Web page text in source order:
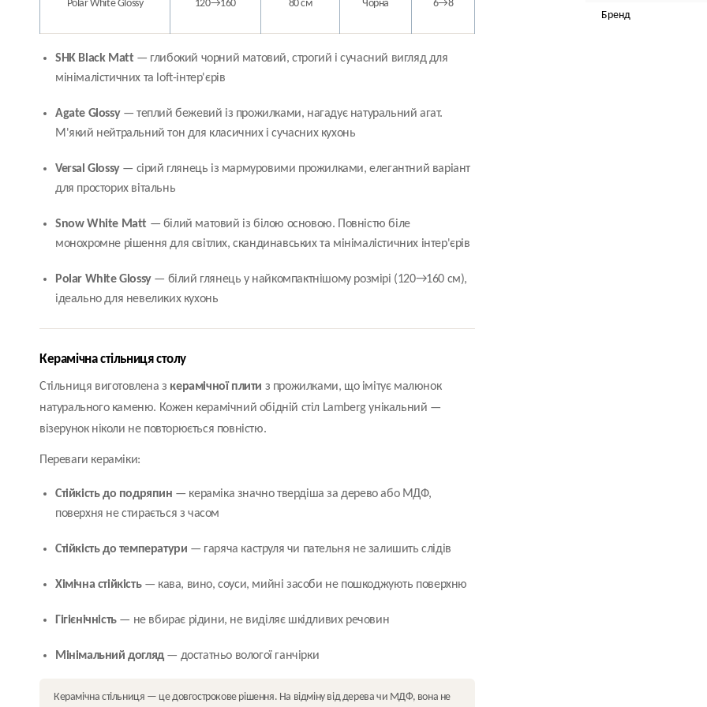
Polar White Glossy 120→160 80 см Чорна 6→8
SHK Black Matt — глибокий чорний матовий, строгий і сучасний вигляд для
мінімалістичних та loft-інтер'єрів
Agate Glossy— теплий бежевий із прожилками, нагадує натуральний агат.
М'який нейтральний тон для класичних і сучасних кухонь
Versal Glossy— сірий глянець із мармуровими прожилками, елегантний варіант
для просторих вітальнь
Snow White Matt — білий матовий із білою основою. Повністю біле
монохромне рішення для світлих, скандинавських та мінімалістичних інтер'єрів
Polar White Glossy— білий глянець у найкомпактнішому розмірі (120→160 см),
ідеально для невеликих кухонь
Керамічна стільниця столу
Стільниця виготовлена з керамічної плити з прожилками, що імітує малюнок
натурального каменю. Кожен керамічний обідній стіл Lamberg унікальний —
візерунок ніколи не повторюється повністю.
Переваги кераміки:
Стійкість до подряпин — кераміка значно твердіша за дерево або МДФ,
поверхня не стирається з часом
Стійкість до температури — гаряча каструля чи пательня не залишить слідів
Хімічна стійкість— кава, вино, соуси, мийні засоби не пошкоджують поверхню
Гігієнічність— не вбирає рідини, не виділяє шкідливих речовин
Мінімальний догляд— достатньо вологої ганчірки
Керамічна стільниця — це довгострокове рішення. На відміну від дерева чи МДФ, вона не
Бренд